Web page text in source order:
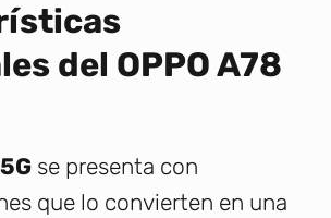
del OPPO A78
se presenta con
que lo convierten en una